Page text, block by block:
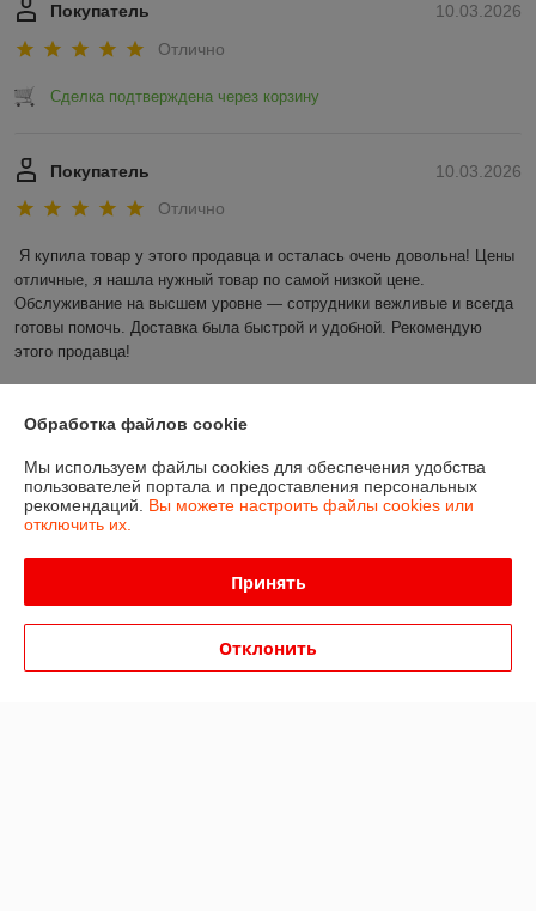
10.03.2026
Покупатель
Отлично
Сделка подтверждена через корзину
10.03.2026
Покупатель
Отлично
Я купила товар у этого продавца и осталась очень довольна! Цены
отличные, я нашла нужный товар по самой низкой цене.
Обслуживание на высшем уровне — сотрудники вежливые и всегда
готовы помочь. Доставка была быстрой и удобной. Рекомендую
этого продавца!
Показать все отзывы
Обработка файлов cookie
Мы используем файлы cookies для обеспечения удобства
пользователей портала и предоставления персональных
рекомендаций. Вы можете настроить файлы cookies или
отключить их.
Принять
Отклонить